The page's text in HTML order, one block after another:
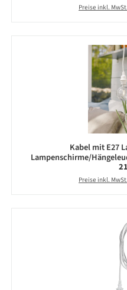
Preise inkl.
Kabel mit E27
Lampenschirme/
Preise inkl.